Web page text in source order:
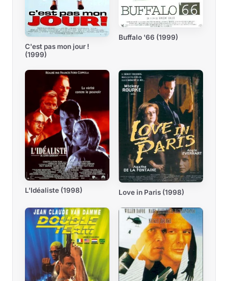
C'est pas mon jour !
(1999)
Buffalo '66 (1999)
L'Idéaliste (1998) Love in Paris (1998)